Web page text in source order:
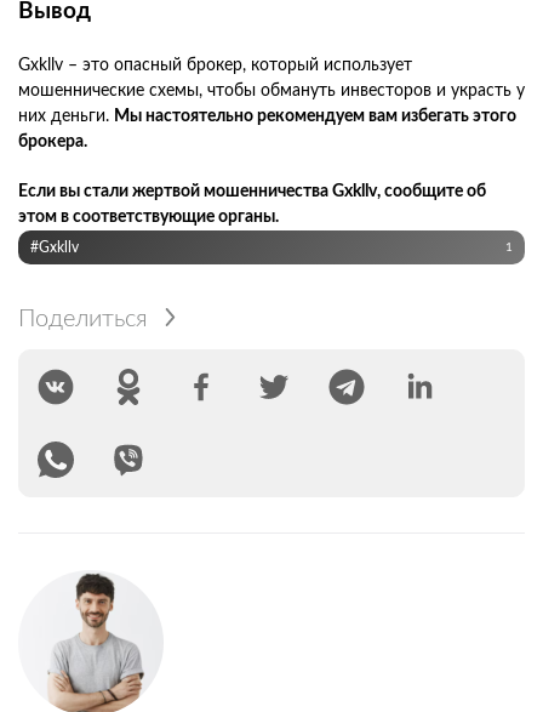
Вывод
Gxkllv – это опасный брокер, который использует
мошеннические схемы, чтобы обмануть инвесторов и украсть у
них деньги. Мы настоятельно рекомендуем вам избегать этого
брокера.
Если вы стали жертвой мошенничества Gxkllv, сообщите об
этом в соответствующие органы.
#Gxkllv 1
Поделиться